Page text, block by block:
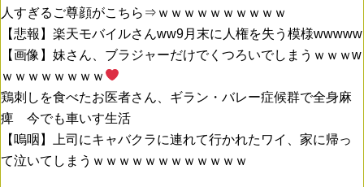
人すぎるご尊顔がこちら⇒ｗｗｗｗｗｗｗｗｗｗ
【悲報】楽天モバイルさんww9月末に人権を失う模様wwwww
【画像】妹さん、ブラジャーだけでくつろいでしまうｗｗｗw
ｗｗｗｗｗｗｗｗ
鶏刺しを食べたお医者さん、ギラン・バレー症候群で全身麻
痺 今でも車いす生活
【嗚咽】上司にキャバクラに連れて行かれたワイ、家に帰っ
て泣いてしまうｗｗｗｗｗｗｗｗｗｗｗｗ